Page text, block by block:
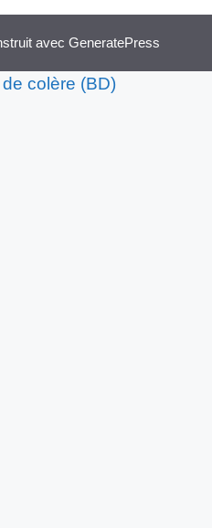
avec GeneratePress
colère (BD)